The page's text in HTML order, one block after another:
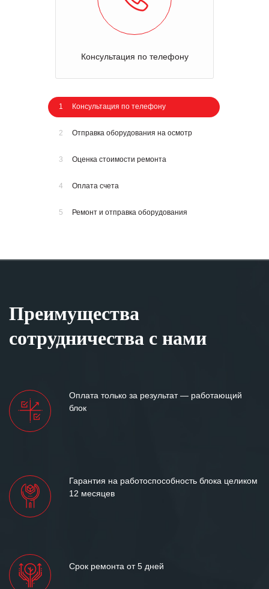
Консультация по телефону
1 Консультация по телефону
2 Отправка оборудования на осмотр
3 Оценка стоимости ремонта
4 Оплата счета
5 Ремонт и отправка оборудования
Преимущества
сотрудничества с нами
Оплата только за результат — работающий
блок
Гарантия на работоспособность блока целиком
12 месяцев
Срок ремонта от 5 дней